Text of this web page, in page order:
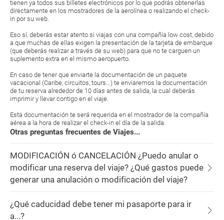
tienen ya todos sus billetes electrónicos por lo que podrás obtenerlas
directamente en los mostradores de la aerolínea o realizando el check-
in por su web.
Eso sí, deberás estar atento si viajas con una compañía low cost, debido
a que muchas de ellas exigen la presentación de la tarjeta de embarque
(que deberás realizar a través de su web) para que no te carguen un
suplemento extra en el mismo aeropuerto.
En caso de tener que enviarte la documentación de un paquete
vacacional (Caribe, circuitos, tours...) te enviaremos la documentación
de tu reserva alrededor de 10 días antes de salida, la cual deberás
imprimir y llevar contigo en el viaje.
Esta documentación te será requerida en el mostrador de la compañía
aérea a la hora de realizar el check-in el día de la salida.
Otras preguntas frecuentes de Viajes...
MODIFICACIÓN ó CANCELACIÓN ¿Puedo anular o
modificar una reserva del viaje? ¿Qué gastos puede
generar una anulación o modificación del viaje?
¿Qué caducidad debe tener mi pasaporte para ir
a...?